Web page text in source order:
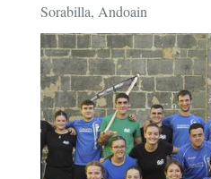
Sorabilla, Andoain